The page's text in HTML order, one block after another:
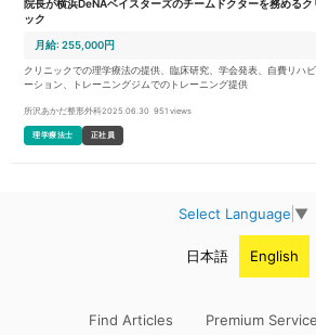
院長が横浜DeNAベイスターズのチームドクターを務めるク
ック
月給: 255,000円
クリニックでの理学療法の提供、臨床研究、学会発表、自費リハ
ーション、トレーニングジムでのトレーニング提供
所沢あかだ整形外科2025.06.30 951 views
理学療法士 正社員
Select Language ▼
日本語 English
Find Articles Premium Service